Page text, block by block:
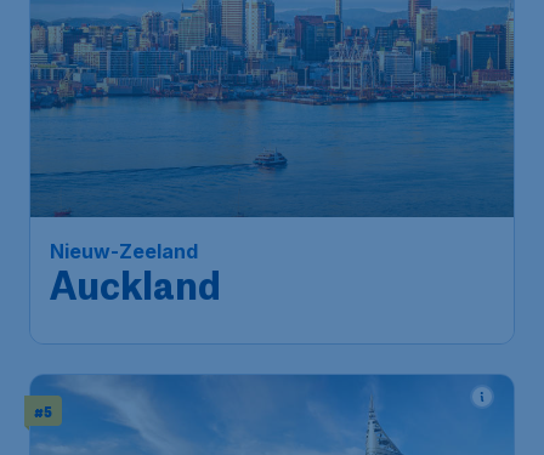
Nieuw-Zeeland
Auckland
#5